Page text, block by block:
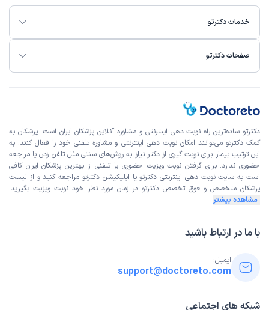
خدمات دکترتو
صفحات دکترتو
دکترتو ساده‌ترین راه نوبت‌ دهی اینترنتی و مشاوره آنلاین پزشکان ایران است. پزشکان به
کمک دکترتو می‌توانند امکان نوبت دهی اینترنتی و مشاوره تلفنی خود را فعال کنند. به
این ترتیب بیمار برای نوبت گیری از دکتر نیاز به روش‌های سنتی مثل تلفن زدن یا مراجعه
حضوری ندارد. برای گرفتن نوبت ویزیت حضوری یا تلفنی از بهترین پزشکان ایران کافی
است به سایت نوبت دهی اینترنتی دکترتو یا اپلیکیشن دکترتو مراجعه کنید و از لیست
پزشکان متخصص و فوق تخصص دکترتو در زمان مورد نظر خود نوبت ویزیت بگیرید.
مشاهده بیشتر
با ما در ارتباط باشید
ایمیل:
support@doctoreto.com
شبکه های اجتماعی